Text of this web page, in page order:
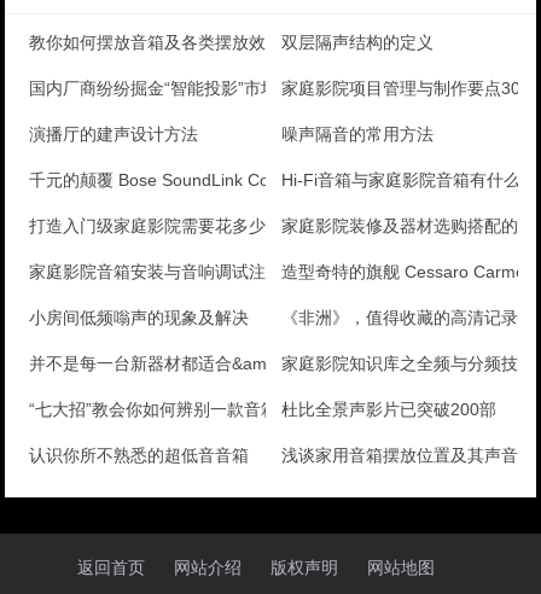
教你如何摆放音箱及各类摆放效果双层隔声结构的定义
国内厂商纷纷掘金“智能投影”市场 家庭影院项目管理与制作要点30
演播厅的建声设计方法 噪声隔音的常用方法
千元的颠覆 Bose SoundLink ColouHi-Fi音箱与家庭影院音箱有什么
打造入门级家庭影院需要花多少钱？家庭影院装修及器材选购搭配的注
家庭影院音箱安装与音响调试注意事项造型奇特的旗舰 Cessaro Carmen
小房间低频嗡声的现象及解决 《非洲》，值得收藏的高清记录片
并不是每一台新器材都适合&amp;quot;家庭影院知识库之全频与分频技术
“七大招”教会你如何辨别一款音箱的好坏杜比全景声影片已突破200部
认识你所不熟悉的超低音音箱 浅谈家用音箱摆放位置及其声音特
返回首页 网站介绍 版权声明 网站地图